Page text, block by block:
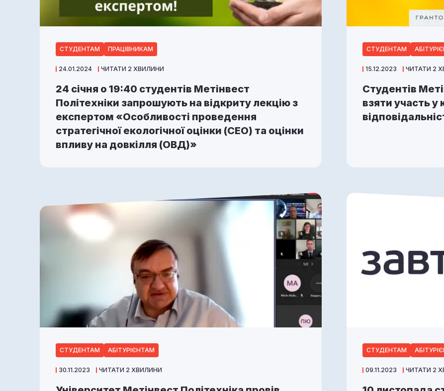
СТУДЕНТАМ ПРАЦІВНИКАМ
24.01.2024 ЧИТАТИ 2 ХВИЛИНИ
24 січня о 19:40 студентів Метінвест
Політехніки запрошують на відкриту лекцію з
експертом «Особливості проведення
стратегічної екологічної оцінки (СЕО) та оцінки
впливу на довкілля (ОВД)»
СТУДЕНТАМ
15.12.2023 ЧИТАТИ 2
Студентів
взяти участь
СТУДЕНТАМ АБІТУРІЄНТАМ
30.11.2023 ЧИТАТИ 2 ХВИЛИНИ
СТУДЕНТАМ
09.11.2023 ЧИТАТИ 2